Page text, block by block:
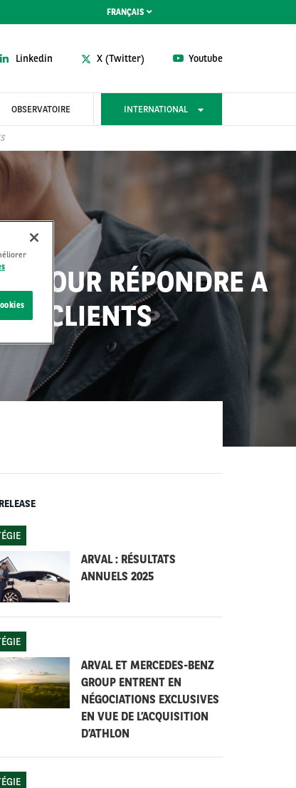
FRANÇAIS
Linkedin X (Twitter) Youtube
OBSERVATOIRE INTERNATIONAL
POUR RÉPONDRE A
CLIENTS
ARVAL : RÉSULTATS
ANNUELS 2025
ARVAL ET MERCEDES-BENZ
GROUP ENTRENT EN
NÉGOCIATIONS EXCLUSIVES
EN VUE DE L’ACQUISITION
D’ATHLON